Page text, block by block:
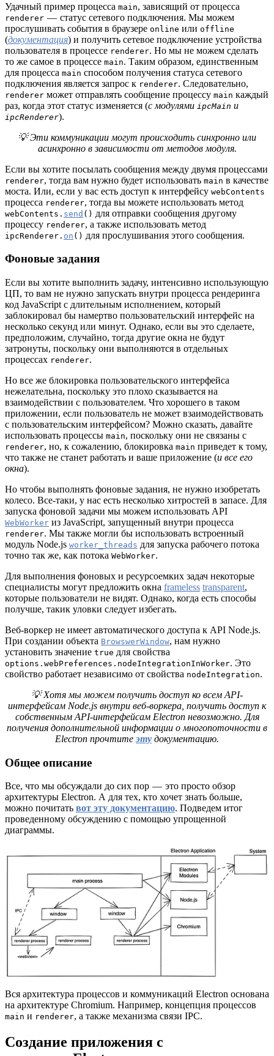
Удачный пример процесса main, зависящий от процесса
renderer — статус сетевого подключения. Мы можем
прослушивать события в браузере online или offline
(документация) и получить сетевое подключение устройства
пользователя в процессе renderer. Но мы не можем сделать
то же самое в процессе main. Таким образом, единственным
для процесса main способом получения статуса сетевого
подключения является запрос к renderer. Следовательно,
renderer может отправлять сообщение процессу main каждый
раз, когда этот статус изменяется (с модулями ipcMain и
ipcRenderer).
💡 Эти коммуникации могут происходить синхронно или
асинхронно в зависимости от методов модуля.
Если вы хотите посылать сообщения между двумя процессами
renderer, тогда вам нужно будет использовать main в качестве
моста. Или, если у вас есть доступ к интерфейсу webContents
процесса renderer, тогда вы можете использовать метод
webContents. send () для отправки сообщения другому
процессу renderer, а также использовать метод
ipcRenderer. on () для прослушивания этого сообщения.
Фоновые задания
Если вы хотите выполнить задачу, интенсивно использующую
ЦП, то вам не нужно запускать внутри процесса рендеринга
код JavaScript с длительным исполнением, который
заблокировал бы намертво пользовательский интерфейс на
несколько секунд или минут. Однако, если вы это сделаете,
предположим, случайно, тогда другие окна не будут
затронуты, поскольку они выполняются в отдельных
процессах renderer.
Но все же блокировка пользовательского интерфейса
нежелательна, поскольку это плохо сказывается на
взаимодействии с пользователем. Что хорошего в таком
приложении, если пользователь не может взаимодействовать
с пользовательским интерфейсом? Можно сказать, давайте
использовать процессы main, поскольку они не связаны с
renderer, но, к сожалению, блокировка main приведет к тому,
что также не станет работать и ваше приложение (и все его
окна).
Но чтобы выполнять фоновые задания, не нужно изобретать
колесо. Все-таки, у нас есть несколько хитростей в запасе. Для
запуска фоновой задачи мы можем использовать API
WebWorker из JavaScript, запущенный внутри процесса
renderer. Мы также могли бы использовать встроенный
модуль Node.js worker_threads для запуска рабочего потока
точно так же, как потока WebWorker.
Для выполнения фоновых и ресурсоемких задач некоторые
специалисты могут предложить окна frameless transparent,
которые пользователи не видят. Однако, когда есть способы
получше, такик уловки следует избегать.
Веб-воркер не имеет автоматического доступа к API Node.js.
При создании объекта BrowswerWindow, нам нужно
установить значение true для свойства
options.webPreferences.nodeIntegrationInWorker. Это
свойство работает независимо от свойства nodeIntegration.
💡 Хотя мы можем получить доступ ко всем API-
интерфейсам Node.js внутри веб-воркера, получить доступ к
собственным API-интерфейсам Electron невозможно. Для
получения дополнительной информации о многопоточности в
Electron прочтитеэту документацию.
Общее описание
Все, что мы обсуждали до сих пор — это просто обзор
архитектуры Electron. А для тех, кто хочет знать больше,
можно почитать вот эту документацию. Подведем итог
проведенному обсуждению с помощью упрощенной
диаграммы.
Вся архитектура процессов и коммуникаций Electron основана
на архитектуре Chromium. Например, концепция процессов
main и renderer, а также механизма связи IPC.
Создание приложения с